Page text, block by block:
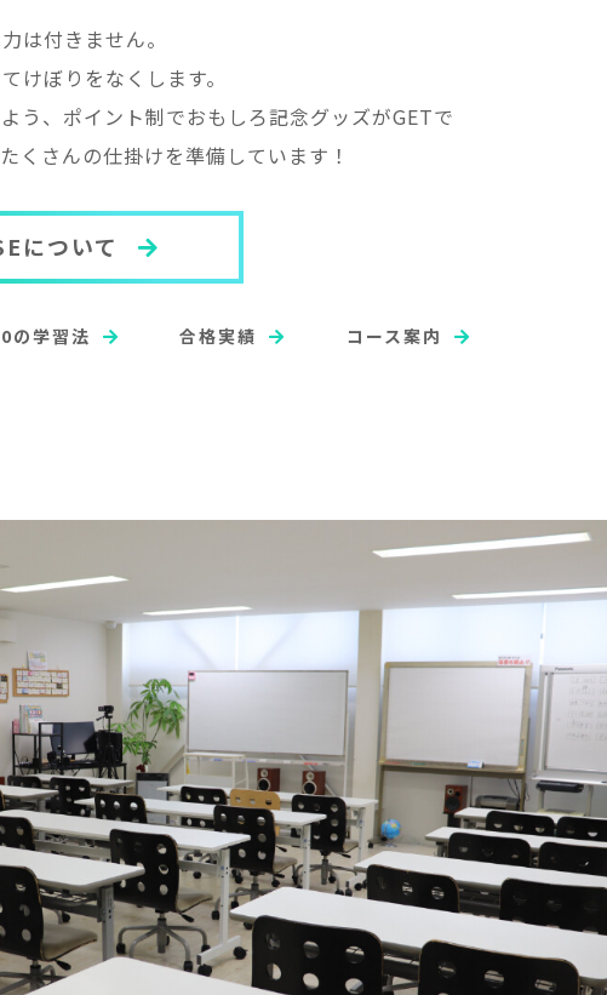
は付きません。
けぼりをなくします。
う、ポイント制でおもしろ記念グッズがGETで
くさんの仕掛けを準備しています！
について
の学習法 合格実績 コース案内